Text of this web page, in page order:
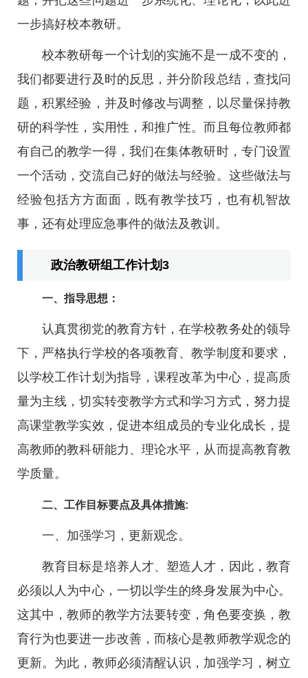
一步搞好校本教研。
校本教研每一个计划的实施不是一成不变的，
我们都要进行及时的反思，并分阶段总结，查找问
题，积累经验，并及时修改与调整，以尽量保持教
研的科学性，实用性，和推广性。而且每位教师都
有自己的教学一得，我们在集体教研时，专门设置
一个活动，交流自己好的做法与经验。这些做法与
经验包括方方面面，既有教学技巧，也有机智故
事，还有处理应急事件的做法及教训。
政治教研组工作计划3
一、指导思想：
认真贯彻党的教育方针，在学校教务处的领导
下，严格执行学校的各项教育、教学制度和要求，
以学校工作计划为指导，课程改革为中心，提高质
量为主线，切实转变教学方式和学习方式，努力提
高课堂教学实效，促进本组成员的专业化成长，提
高教师的教科研能力、理论水平，从而提高教育教
学质量。
二、工作目标要点及具体措施:
一、加强学习，更新观念。
教育目标是培养人才、塑造人才，因此，教育
必须以人为中心，一切以学生的终身发展为中心。
这其中，教师的教学方法要转变，角色要变换，教
育行为也要进一步改善，而核心是教师教学观念的
更新。为此，教师必须清醒认识，加强学习，树立